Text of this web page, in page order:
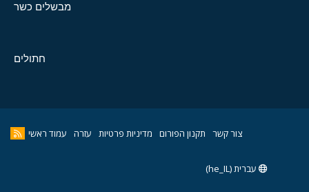
מבשלים כשר
חתולים
צור קשר תקנון הפורום מדיניות פרטיות עזרה עמוד ראשי
עברית (he_IL)